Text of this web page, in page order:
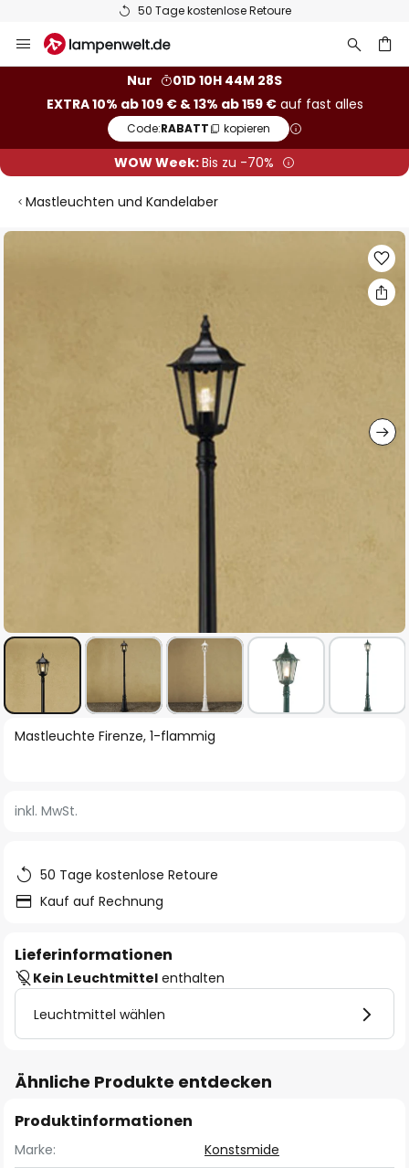
50 Tage kostenlose Retoure
Inhalt
Nur
01D 10H 44M 27S
EXTRA 10% ab 109 € & 13% ab 159 €auf fast alles
Code:RABATT kopieren
WOW Week:Bis zu -70%
Mastleuchten und Kandelaber
Zum
Zum
springen
Mastleuchte Firenze, 1-flammig
inkl. MwSt.
50 Tage kostenlose Retoure
Kauf auf Rechnung
Lieferinformationen
Kein Leuchtmittel enthalten
Leuchtmittel wählen
Ähnliche Produkte entdecken
Produktinformationen
Marke:
Konstsmide